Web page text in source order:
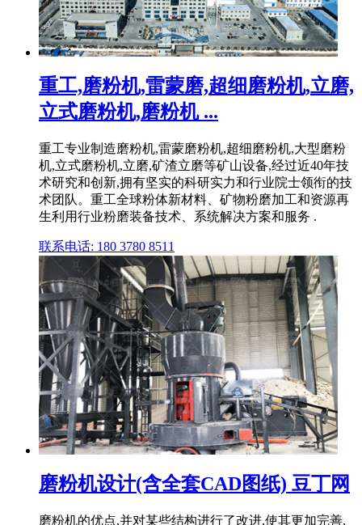
重工,磨粉机,雷蒙磨,超细磨粉机,立磨,
立式磨粉机,磨粉机 ...
重工专业制造磨粉机,雷蒙磨粉机,超细磨粉机,大型磨粉
机,立式磨粉机,立磨,矿渣立磨等矿山设备,经过近40年技
术研究和创新,拥有坚实的科研实力和行业院士领衔的技
术团队。重工全球粉体新材料、矿物粉磨加工和资源再
生利用行业粉磨装备技术、系统解决方案和服务 .
联系电话: 180 3780 8511
磨粉机设计(含全套CAD图纸) 豆丁网
磨粉机的优点,并对某些结构进行了改进,使其更加完善,